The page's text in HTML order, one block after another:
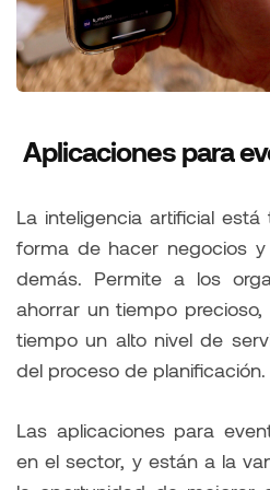
Aplicaciones para
La inteligencia artificial
forma de hacer negocios
demás. Permite a los
ahorrar un tiempo
tiempo un alto nivel de
del proceso de planificación.
Las aplicaciones para
en el sector, y están a la